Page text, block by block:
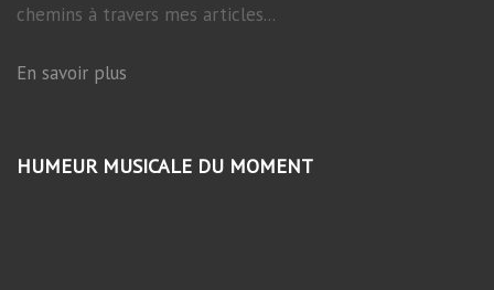
chemins à travers mes articles...
En savoir plus
HUMEUR MUSICALE DU MOMENT